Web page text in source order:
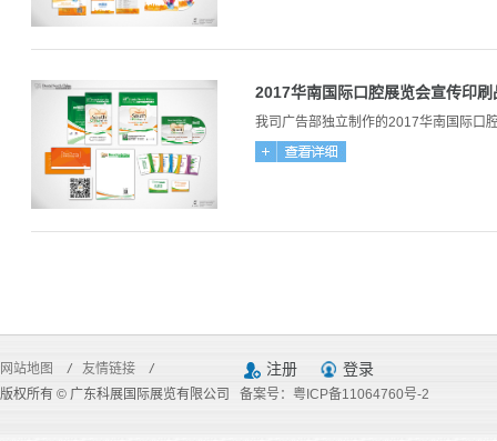
2017华南国际口腔展览会宣传印刷
我司广告部独立制作的2017华南国际口
网站地图 / 友情链接 / 注册 登录
版权所有 © 广东科展国际展览有限公司 备案号：粤ICP备11064760号-2